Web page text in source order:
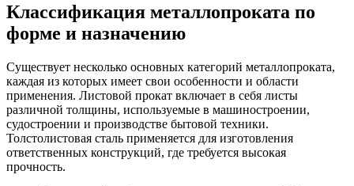
Классификация металлопроката по
форме и назначению
Существует несколько основных категорий металлопроката,
каждая из которых имеет свои особенности и области
применения. Листовой прокат включает в себя листы
различной толщины, используемые в машиностроении,
судостроении и производстве бытовой техники.
Толстолистовая сталь применяется для изготовления
ответственных конструкций, где требуется высокая
прочность.